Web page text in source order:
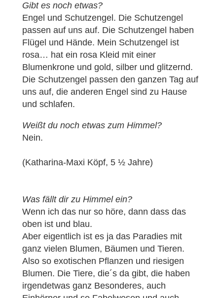
Gibt es noch etwas?
Engel und Schutzengel. Die Schutzengel
passen auf uns auf. Die Schutzengel haben
Flügel und Hände. Mein Schutzengel ist
rosa… hat ein rosa Kleid mit einer
Blumenkrone und gold, silber und glitzernd.
Die Schutzengel passen den ganzen Tag auf
uns auf, die anderen Engel sind zu Hause
und schlafen.
Weißt du noch etwas zum Himmel?
Nein.
(Katharina-Maxi Köpf, 5 ½ Jahre)
Was fällt dir zu Himmel ein?
Wenn ich das nur so höre, dann dass das
oben ist und blau.
Aber eigentlich ist es ja das Paradies mit
ganz vielen Blumen, Bäumen und Tieren.
Also so exotischen Pflanzen und riesigen
Blumen. Die Tiere, die´s da gibt, die haben
irgendetwas ganz Besonderes, auch